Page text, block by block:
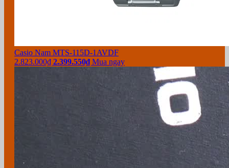
Casio Nam MTS-115D-1AVDF
2.823.000₫ 2.399.550₫Mua ngay